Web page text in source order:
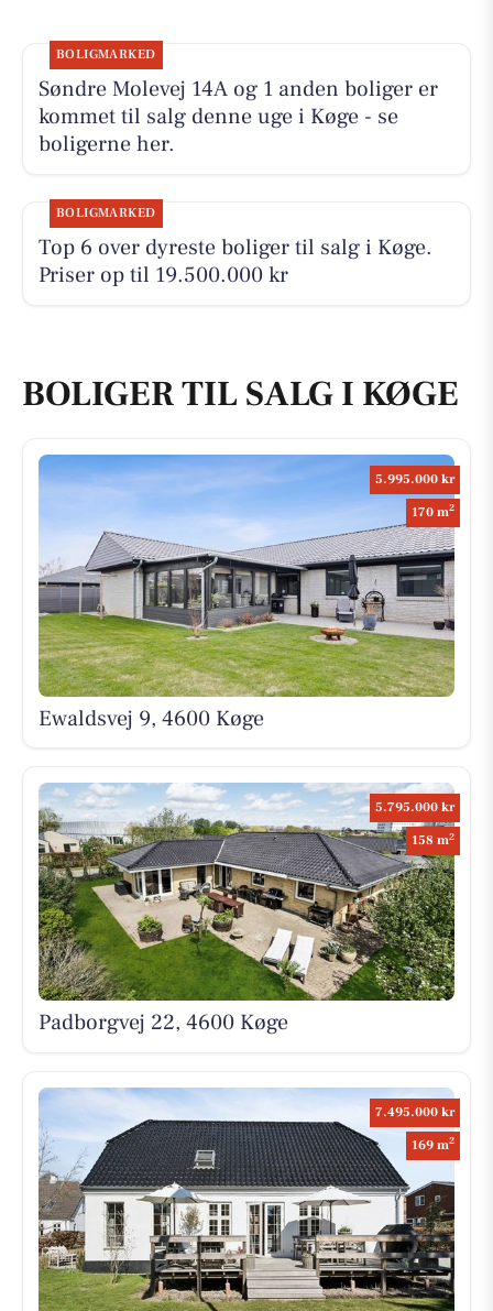
BOLIGMARKED
Søndre Molevej 14A og 1 anden boliger er
kommet til salg denne uge i Køge - se
boligerne her.
BOLIGMARKED
Top 6 over dyreste boliger til salg i Køge.
Priser op til 19.500.000 kr
BOLIGER TIL SALG I KØGE
5.995.000 kr
170 m2
Ewaldsvej 9, 4600 Køge
5.795.000 kr
158 m2
Padborgvej 22, 4600 Køge
7.495.000 kr
169 m2